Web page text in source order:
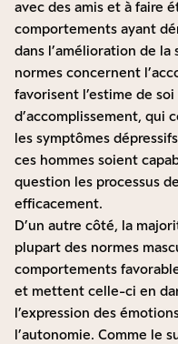
avec des amis et à faire
comportements ayant
dans l’amélioration de
normes concernent
favorisent l’estime de
d’accomplissement, qui
les symptômes
ces hommes soient
question les processus
efficacement.
D’un autre côté, la
plupart des normes
comportements
et mettent celle-ci en
l’expression des
l’autonomie. Comme le